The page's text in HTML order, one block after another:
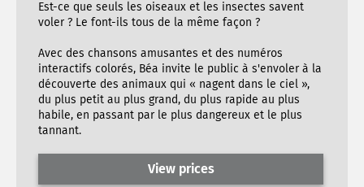
Est-ce que seuls les oiseaux et les insectes savent
voler ? Le font-ils tous de la même façon ?
Avec des chansons amusantes et des numéros
interactifs colorés, Béa invite le public à s'envoler à la
découverte des animaux qui « nagent dans le ciel »,
du plus petit au plus grand, du plus rapide au plus
habile, en passant par le plus dangereux et le plus
tannant.
View prices